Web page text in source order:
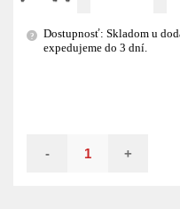
?
Dostupnosť: Skladom u
expedujeme do 3 dní.
- +